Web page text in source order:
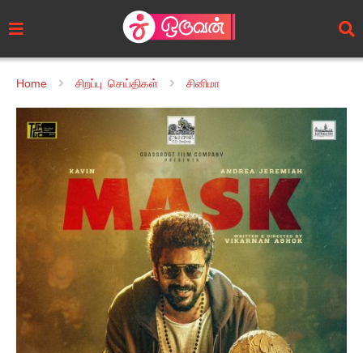
Home சிறப்பு செய்திகள் சினிமா